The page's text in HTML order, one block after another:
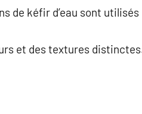
kéfir d’eau sont utilisés
et des textures